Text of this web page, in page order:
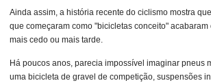
Ainda assim, a história recente do ciclismo mostra
que começaram como "bicicletas conceito"
mais cedo ou mais tarde.
Há poucos anos, parecia impossível imaginar pneus
uma bicicleta de gravel de competição, suspensões